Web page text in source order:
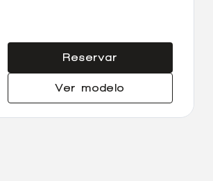
Reservar
Ver modelo